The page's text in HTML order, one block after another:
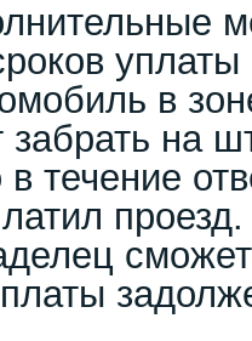
в
забрать на
течение